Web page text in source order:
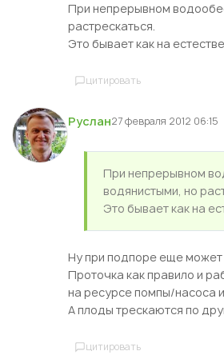
При непрерывном
растрескаться.
Это бывает как на
цитировать
Руслан27 февраля 2012 06:15
При непрерывном
водянистыми, но
Это бывает как на
Ну при подпоре еще может
Проточка как правило и
на ресурсе помпы/насоса
А плоды трескаются по
цитировать